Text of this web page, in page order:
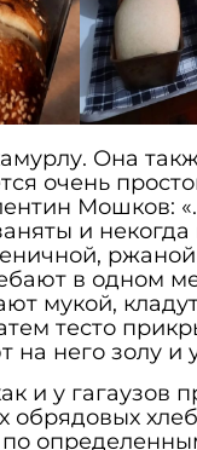
Она
очень
Мошков:
и
в одном
мукой, кладут
тесто
него золу и
и у гагаузов